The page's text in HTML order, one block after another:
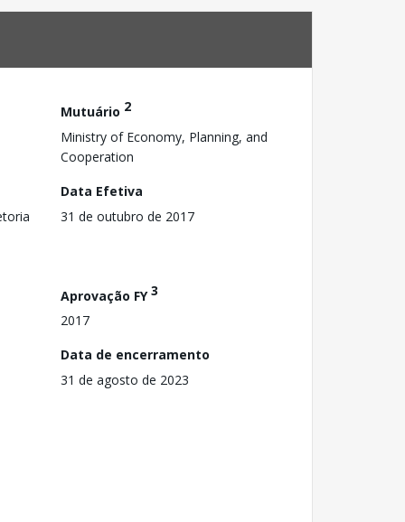
Mutuário 2
Ministry of Economy, Planning, and
Cooperation
Data Efetiva
31 de outubro de 2017
Aprovação FY3
2017
Data de encerramento
31 de agosto de 2023